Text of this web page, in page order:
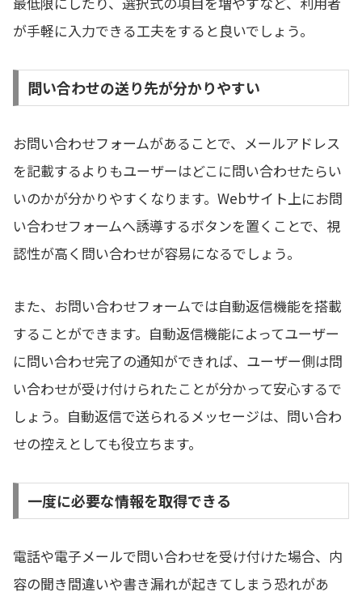
が手軽に入力できる工夫をすると良いでしょう。
問い合わせの送り先が分かりやすい
お問い合わせフォームがあることで、メールアドレス
を記載するよりもユーザーはどこに問い合わせたらい
いのかが分かりやすくなります。Webサイト上にお問
い合わせフォームへ誘導するボタンを置くことで、視
認性が高く問い合わせが容易になるでしょう。
また、お問い合わせフォームでは自動返信機能を搭載
することができます。自動返信機能によってユーザー
に問い合わせ完了の通知ができれば、ユーザー側は問
い合わせが受け付けられたことが分かって安心するで
しょう。自動返信で送られるメッセージは、問い合わ
せの控えとしても役立ちます。
一度に必要な情報を取得できる
電話や電子メールで問い合わせを受け付けた場合、内
容の聞き間違いや書き漏れが起きてしまう恐れがあ